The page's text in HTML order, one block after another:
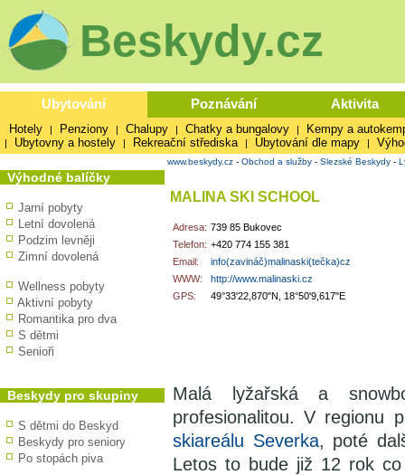
Beskydy.cz
Ubytování Poznávání Aktivita
Hotely | Penziony | Chalupy | Chatky a bungalovy | Kempy a
| Ubytovny a hostely | Rekreační střediska | Ubytování dle mapy |
Výhodné balíčky
Jarní pobyty
Letní dovolená
Podzim levněji
Zimní dovolená
Wellness pobyty
Aktivní pobyty
Romantika pro dva
S dětmi
Senioři
Beskydy pro skupiny
S dětmi do Beskyd
Beskydy pro seniory
Po stopách piva
www.beskydy.cz - Obchod a služby - Slezské Beskydy -
MALINA SKI SCHOOL
Adresa: 739 85 Bukovec
Telefon: +420 774 155 381
Email:
info(zavináč)malinaski(tečka)cz
WWW:
http://www.malinaski.cz
GPS:
49°33'22,870"N, 18°50'9,617"E
Malá lyžařská a
profesionalitou. V regionu
skiareálu Severka, poté
Letos to bude již 12 rok